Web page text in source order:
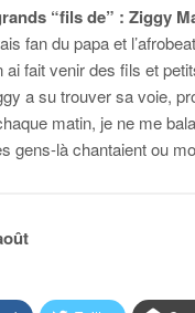
“fils de” : Ziggy
fan du papa et
ai fait venir des fils et
a su trouver sa voie,
matin, je ne me
gens-là chantaient ou